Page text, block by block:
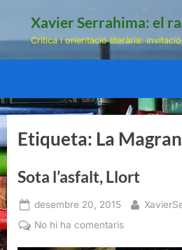
Xavier Serrahima: el
Crítica i orientació literària:
Etiqueta: La
Sota l’asfalt, Llort
Posted
on
desembre 20, 2015 By
No hi ha comentarisa